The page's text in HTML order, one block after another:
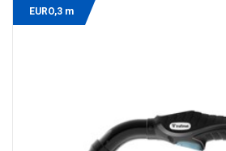
EURO,3 m